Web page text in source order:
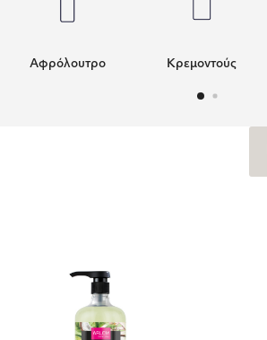
Αφρόλουτρο Κρεμοντούς